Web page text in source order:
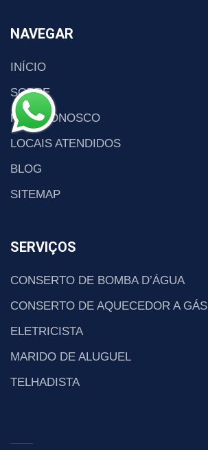
NAVEGAR
INÍCIO
SOBRE
FALE CONOSCO
LOCAIS ATENDIDOS
BLOG
SITEMAP
SERVIÇOS
CONSERTO DE BOMBA D’ÁGUA
CONSERTO DE AQUECEDOR A GÁS
ELETRICISTA
MARIDO DE ALUGUEL
TELHADISTA